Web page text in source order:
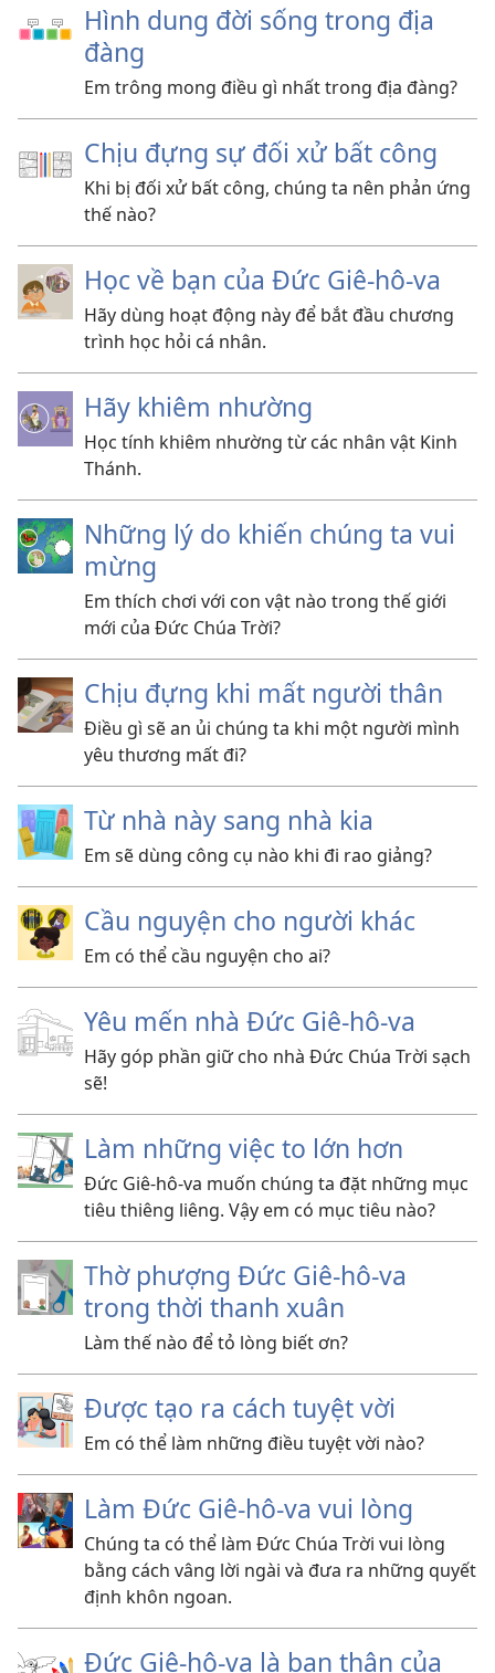
Hình dung đời sống trong địa
đàng
Em trông mong điều gì nhất trong địa đàng?
Chịu đựng sự đối xử bất công
Khi bị đối xử bất công, chúng ta nên phản ứng
thế nào?
Học về bạn của Đức Giê-hô-va
Hãy dùng hoạt động này để bắt đầu chương
trình học hỏi cá nhân.
Hãy khiêm nhường
Học tính khiêm nhường từ các nhân vật Kinh
Thánh.
Những lý do khiến chúng ta vui
mừng
Em thích chơi với con vật nào trong thế giới
mới của Đức Chúa Trời?
Chịu đựng khi mất người thân
Điều gì sẽ an ủi chúng ta khi một người mình
yêu thương mất đi?
Từ nhà này sang nhà kia
Em sẽ dùng công cụ nào khi đi rao giảng?
Cầu nguyện cho người khác
Em có thể cầu nguyện cho ai?
Yêu mến nhà Đức Giê-hô-va
Hãy góp phần giữ cho nhà Đức Chúa Trời sạch
sẽ!
Làm những việc to lớn hơn
Đức Giê-hô-va muốn chúng ta đặt những mục
tiêu thiêng liêng. Vậy em có mục tiêu nào?
Thờ phượng Đức Giê-hô-va
trong thời thanh xuân
Làm thế nào để tỏ lòng biết ơn?
Được tạo ra cách tuyệt vời
Em có thể làm những điều tuyệt vời nào?
Làm Đức Giê-hô-va vui lòng
Chúng ta có thể làm Đức Chúa Trời vui lòng
bằng cách vâng lời ngài và đưa ra những quyết
định khôn ngoan.
Đức Giê-hô-va là bạn thân của